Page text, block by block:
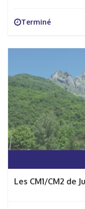
Terminé
Les CM1/CM2 de